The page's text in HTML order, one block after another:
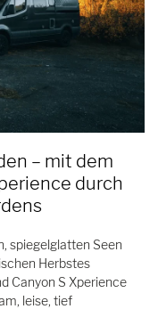
– mit dem
durch
spiegelglatten Seen
Herbstes
Canyon S Xperience
leise, tief